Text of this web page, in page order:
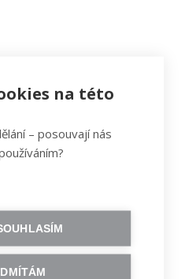
na této
– posouvají nás